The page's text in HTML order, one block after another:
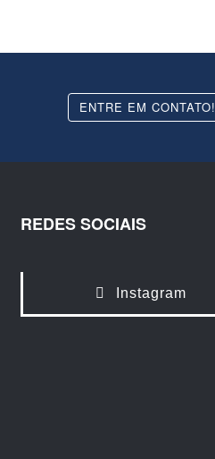
ENTRE EM CONTATO!
REDES SOCIAIS
Instagram